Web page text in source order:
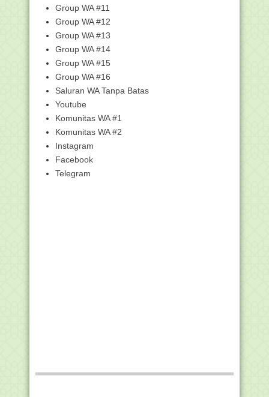
Soal Hadiah untuk NU, Menag: Itu
Motivasi Internal...
Silabus Kelas 8 SMP / MTs Lengkap
Download Ebook Mekanisme
Pengadaan Barang/Jasa RA ...
Silabus SMP/MTs Kelas 9 Lengkap
1.345 Guru dan Pengawas PAI Ikut
Seleksi Calon Pel...
Contoh Anggaran Dasar dan Anggaran
Reaktualisasi...
(Mengaku Be...
Ini Doa Menag pada Hari Santri 2021
Group WA #11
Group WA #12
Group WA #13
Group WA #14
Group WA #15
Group WA #16
Saluran WA Tanpa Batas
Youtube
Komunitas WA #1
Komunitas WA #2
Instagram
Facebook
Telegram